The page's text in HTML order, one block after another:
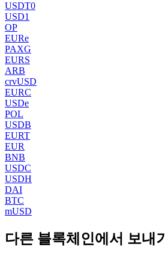
USDT0
USD1
OP
EURe
PAXG
EURS
ARB
crvUSD
EURC
USDe
POL
USDB
EURT
EUR
BNB
USDC
USDH
DAI
BTC
mUSD
다른 블록체인에서 보내기